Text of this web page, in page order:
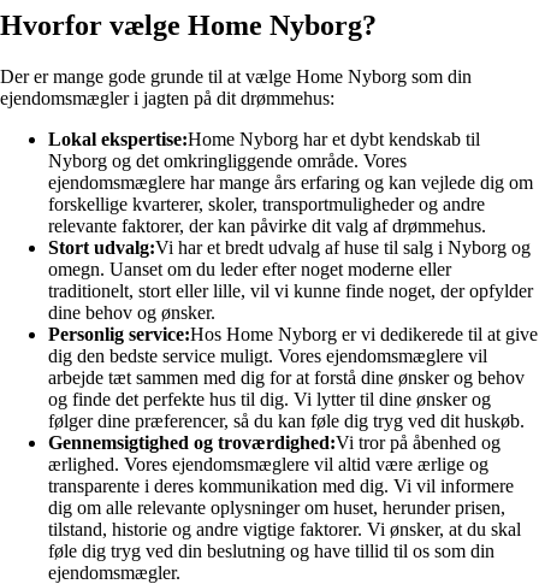
Hvorfor vælge Home Nyborg?
Der er mange gode grunde til at vælge Home Nyborg som din
ejendomsmægler i jagten på dit drømmehus:
Lokal ekspertise:Home Nyborg har et dybt kendskab til
Nyborg og det omkringliggende område. Vores
ejendomsmæglere har mange års erfaring og kan vejlede dig om
forskellige kvarterer, skoler, transportmuligheder og andre
relevante faktorer, der kan påvirke dit valg af drømmehus.
Stort udvalg:Vi har et bredt udvalg af huse til salg i Nyborg og
omegn. Uanset om du leder efter noget moderne eller
traditionelt, stort eller lille, vil vi kunne finde noget, der opfylder
dine behov og ønsker.
Personlig service:Hos Home Nyborg er vi dedikerede til at give
dig den bedste service muligt. Vores ejendomsmæglere vil
arbejde tæt sammen med dig for at forstå dine ønsker og behov
og finde det perfekte hus til dig. Vi lytter til dine ønsker og
følger dine præferencer, så du kan føle dig tryg ved dit huskøb.
Gennemsigtighed og troværdighed:Vi tror på åbenhed og
ærlighed. Vores ejendomsmæglere vil altid være ærlige og
transparente i deres kommunikation med dig. Vi vil informere
dig om alle relevante oplysninger om huset, herunder prisen,
tilstand, historie og andre vigtige faktorer. Vi ønsker, at du skal
føle dig tryg ved din beslutning og have tillid til os som din
ejendomsmægler.